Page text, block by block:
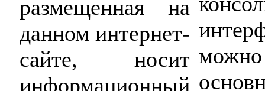
размещенная на
данном интернет-
сайте, носит
информационный
можно